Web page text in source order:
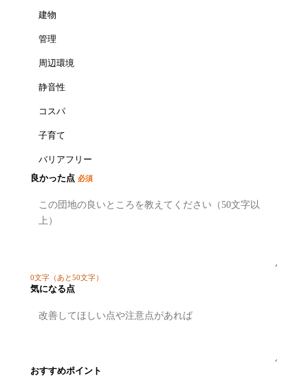
建物
管理
周辺環境
静音性
コスパ
子育て
バリアフリー
良かった点 必須
0文字 （あと50文字）
気になる点
おすすめポイント